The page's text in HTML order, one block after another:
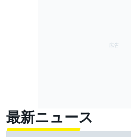
最新ニュース